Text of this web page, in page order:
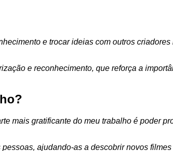
e trocar ideias com outros
e reconhecimento, que reforça a
mais gratificante do meu trabalho é poder
ajudando-as a descobrir novos